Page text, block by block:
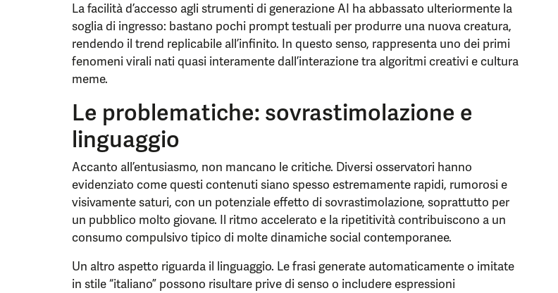
La facilità d’accesso agli strumenti di generazione AI ha abbassato ulteriormente la
soglia di ingresso: bastano pochi prompt testuali per produrre una nuova creatura,
rendendo il trend replicabile all’infinito. In questo senso, rappresenta uno dei primi
fenomeni virali nati quasi interamente dall’interazione tra algoritmi creativi e cultura
meme.
Le problematiche: sovrastimolazione e
linguaggio
Accanto all’entusiasmo, non mancano le critiche. Diversi osservatori hanno
evidenziato come questi contenuti siano spesso estremamente rapidi, rumorosi e
visivamente saturi, con un potenziale effetto di sovrastimolazione, soprattutto per
un pubblico molto giovane. Il ritmo accelerato e la ripetitività contribuiscono a un
consumo compulsivo tipico di molte dinamiche social contemporanee.
Un altro aspetto riguarda il linguaggio. Le frasi generate automaticamente o imitate
in stile “italiano” possono risultare prive di senso o includere espressioni